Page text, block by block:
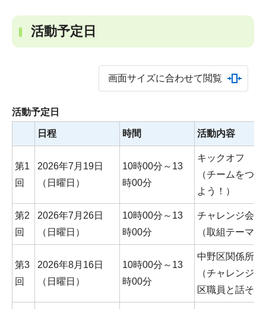
活動予定日
画面サイズに合わせて閲覧
活動予定日
日程 時間 活動内容
第1
回
2026年7月19日
（日曜日）
10時00分～13
時00分
キックオフ オ
（チームをつ
よう！）
第2
回
2026年7月26日
（日曜日）
10時00分～13
時00分
チャレンジ会議
（取組テーマ
第3
回
2026年8月16日
（日曜日）
10時00分～13
時00分
中野区関係所
（チャレンジ
区職員と話そう